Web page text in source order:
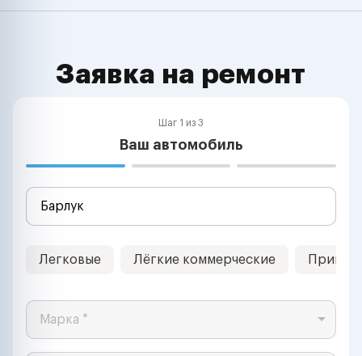
Заявка на ремонт
Шаг 1 из 3
Ваш автомобиль
Легковые Лёгкие коммерческие
Марка *